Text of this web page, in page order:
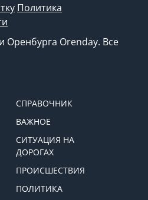
Политика
Оренбурга Orenday. Все
СПРАВОЧНИК
ВАЖНОЕ
СИТУАЦИЯ НА
ДОРОГАХ
ПРОИСШЕСТВИЯ
ПОЛИТИКА